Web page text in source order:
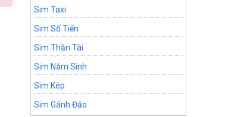
Sim Taxi
Sim Số Tiến
Sim Thần Tài
Sim Năm Sinh
Sim Kép
Sim Gánh Đảo